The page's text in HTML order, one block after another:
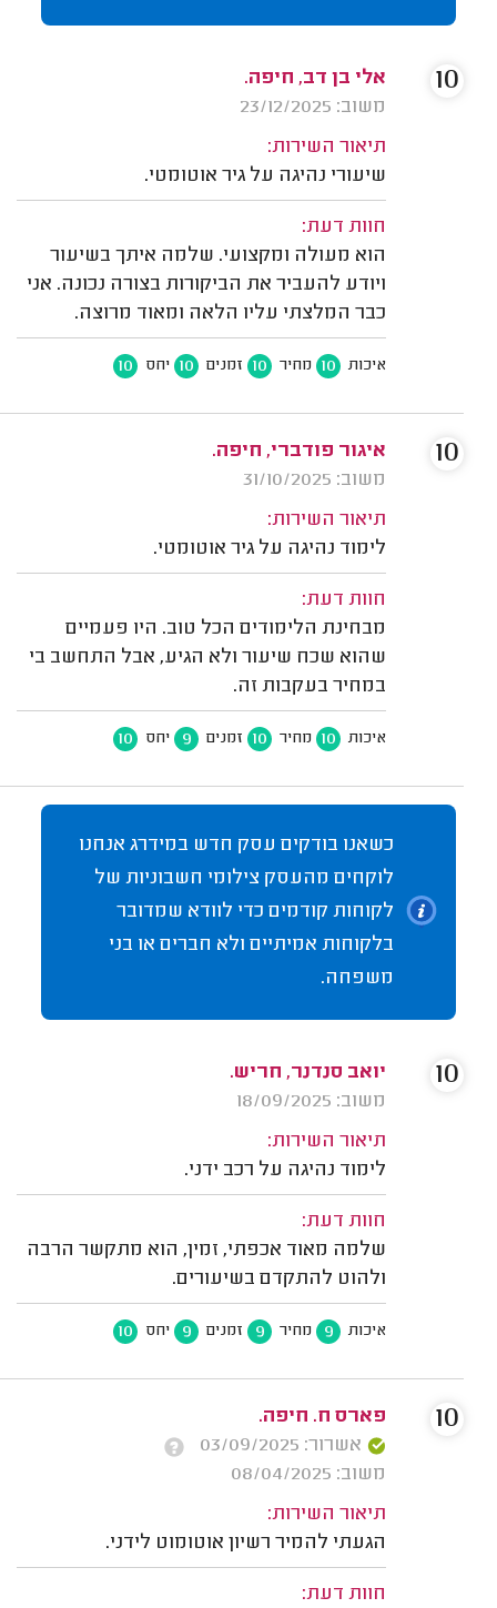
אלי בן דב, חיפה.
משוב: 23/12/2025
תיאור השירות:
שיעורי נהיגה על גיר אוטומטי.
חוות דעת:
הוא מעולה ומקצועי. שלמה איתך בשיעור
ויודע להעביר את הביקורות בצורה נכונה. אני
כבר המלצתי עליו הלאה ומאוד מרוצה.
איכות 10 מחיר 10 זמנים 10 יחס 10
10
איגור פודברי, חיפה.
משוב: 31/10/2025
תיאור השירות:
לימוד נהיגה על גיר אוטומטי.
חוות דעת:
מבחינת הלימודים הכל טוב. היו פעמיים
שהוא שכח שיעור ולא הגיע, אבל התחשב בי
במחיר בעקבות זה.
איכות 10 מחיר 10 זמנים 9 יחס 10
10
כשאנו בודקים עסק חדש במידרג אנחנו
לוקחים מהעסק צילומי חשבוניות של
לקוחות קודמים כדי לוודא שמדובר
בלקוחות אמיתיים ולא חברים או בני
משפחה.
יואב סנדנר, חריש.
משוב: 18/09/2025
תיאור השירות:
לימוד נהיגה על רכב ידני.
חוות דעת:
שלמה מאוד אכפתי, זמין, הוא מתקשר הרבה
ולהוט להתקדם בשיעורים.
איכות 9 מחיר 9 זמנים 9 יחס 10
10
פארס ח. חיפה.
אשרור: 03/09/2025
משוב: 08/04/2025
תיאור השירות:
הגעתי להמיר רשיון אוטומוט לידני.
חוות דעת:
10